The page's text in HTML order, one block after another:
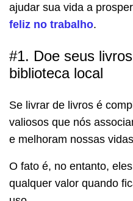
ajudar sua vida a
feliz no trabalho.
#1. Doe seus
biblioteca local
Se livrar de livros é
valiosos que nós
e melhoram nossas
O fato é, no entanto,
qualquer valor quando